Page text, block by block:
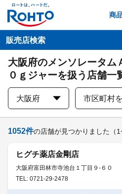
商
販売店検索
大阪府のメンソレータ
０ｇジャーを扱う店舗一
大阪府 市区町村
1052件の店舗が見つかりました （
ヒグチ薬店金剛店
大阪府富田林市寺池台１丁目９-６０
TEL: 0721-29-2478